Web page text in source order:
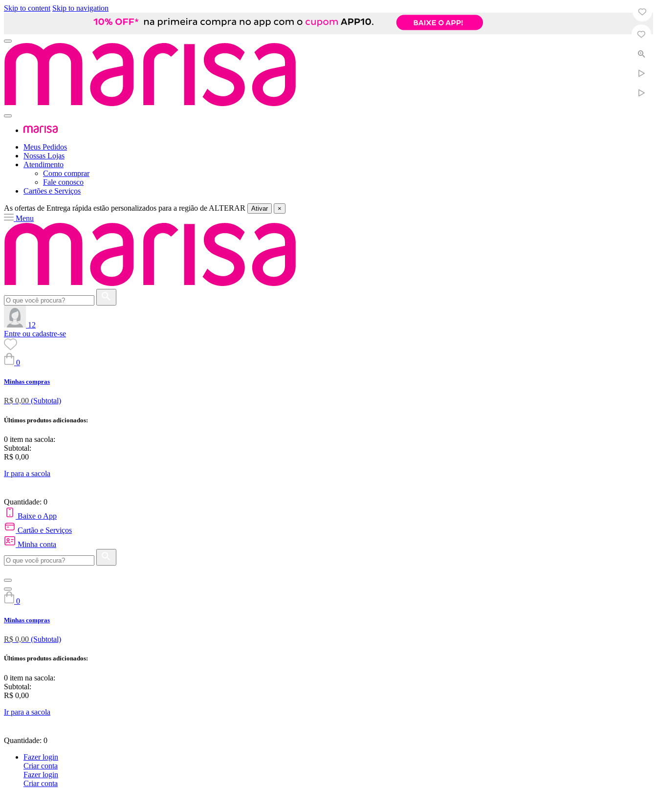
Skip to content Skip to navigation
Meus Pedidos
Nossas Lojas
Atendimento
Como comprar
Fale conosco
Cartões e Serviços
As ofertas de Entrega rápida estão personalizados para a região de ALTERAR Ativar ×
Menu
12
Entre ou cadastre-se
0
Minhas compras
R$ 0,00 (Subtotal)
Últimos produtos adicionados:
0 item na sacola:
Subtotal:
R$ 0,00
Ir para a sacola
Quantidade: 0
Baixe o App
Cartão e Serviços
Minha conta
0
Minhas compras
R$ 0,00 (Subtotal)
Últimos produtos adicionados:
0 item na sacola:
Subtotal:
R$ 0,00
Ir para a sacola
Quantidade: 0
Fazer login
Criar conta
Fazer login
Criar conta